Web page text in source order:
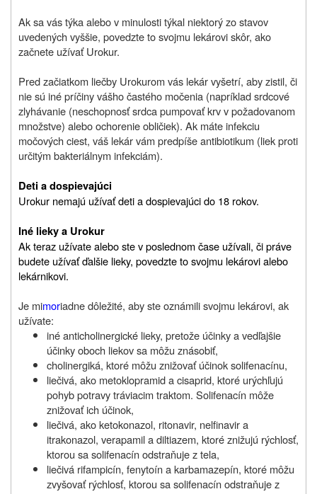
Ak sa vás týka alebo v minulosti týkal niektorý zo stavov
uvedených vyššie, povedzte to svojmu lekárovi skôr, ako
začnete užívať Urokur.
Pred začiatkom liečby Urokurom vás lekár vyšetrí, aby zistil, či
nie sú iné príčiny vášho častého močenia (napríklad srdcové
zlyhávanie (neschopnosť srdca pumpovať krv v požadovanom
množstve) alebo ochorenie obličiek). Ak máte infekciu
močových ciest, váš lekár vám predpíše antibiotikum (liek proti
určitým bakteriálnym infekciám).
Deti a dospievajúci
Urokur nemajú užívať deti a dospievajúci do 18 rokov.
Iné lieky a Urokur
Ak teraz užívate alebo ste v poslednom čase užívali, či práve
budete užívať ďalšie lieky, povedzte to svojmu lekárovi alebo
lekárnikovi.
Je mimoriadne dôležité, aby ste oznámili svojmu lekárovi, ak
užívate:
iné anticholinergické lieky, pretože účinky a vedľajšie
účinky oboch liekov sa môžu znásobiť,
cholinergiká, ktoré môžu znižovať účinok solifenacínu,
liečivá, ako metoklopramid a cisaprid, ktoré urýchľujú
pohyb potravy tráviacim traktom. Solifenacín môže
znižovať ich účinok,
liečivá, ako ketokonazol, ritonavir, nelfinavir a
itrakonazol, verapamil a diltiazem, ktoré znižujú rýchlosť,
ktorou sa solifenacín odstraňuje z tela,
liečivá rifampicín, fenytoín a karbamazepín, ktoré môžu
zvyšovať rýchlosť, ktorou sa solifenacín odstraňuje z